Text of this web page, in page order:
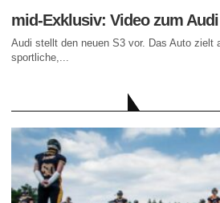
mid-Exklusiv: Video zum
Audi stellt den neuen S3 vor. Das Auto zielt
sportliche,...